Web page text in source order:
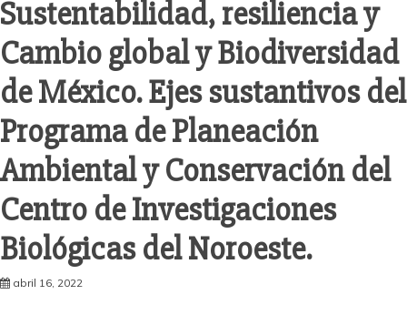
Sustentabilidad, resiliencia y
Cambio global y Biodiversidad
de México. Ejes sustantivos del
Programa de Planeación
Ambiental y Conservación del
Centro de Investigaciones
Biológicas del Noroeste.
abril 16, 2022